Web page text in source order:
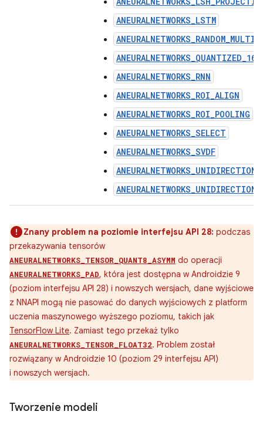
ANEURALNETWORKS_LSTM
ANEURALNETWORKS_RNN
ANEURALNETWORKS_ROI_ALIGN
ANEURALNETWORKS_ROI_POOLING
ANEURALNETWORKS_SELECT
ANEURALNETWORKS_SVDF
Znany problem na poziomie interfejsu API 28: podczas
przekazywania tensorów
ANEURALNETWORKS_TENSOR_QUANT8_ASYMM do operacji
ANEURALNETWORKS_PAD, która jest dostępna w Androidzie 9
(poziom interfejsu API 28) i nowszych wersjach, dane wyjściowe
z NNAPI mogą nie pasować do danych wyjściowych z platform
uczenia maszynowego wyższego poziomu, takich jak
TensorFlow Lite. Zamiast tego przekaż tylko
ANEURALNETWORKS_TENSOR_FLOAT32. Problem został
rozwiązany w Androidzie 10 (poziom 29 interfejsu API)
i nowszych wersjach.
Tworzenie modeli